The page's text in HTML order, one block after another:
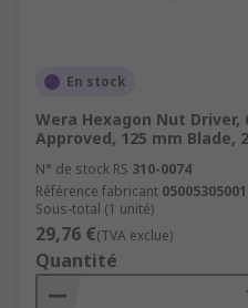
En stock
Wera Hexagon Nut Driver,
Approved, 125 mm Blade,
N° de stock RS 310-0074
Référence fabricant 05005305001
Sous-total (1 unité)
29,76 €(TVA exclue)
Quantité